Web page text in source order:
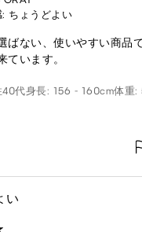
ちょうどよい
ばない、使いやすい商品
ています。
40代身長: 156 - 160cm体重:
い